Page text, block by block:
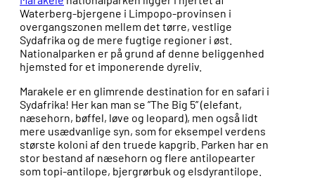
Waterberg-bjergene i Limpopo-provinsen i
overgangszonen mellem det tørre, vestlige
Sydafrika og de mere fugtige regioner i øst.
Nationalparken er på grund af denne beliggenhed
hjemsted for et imponerende dyreliv.
Marakele er en glimrende destination for en safari i
Sydafrika! Her kan man se ”The Big 5” (elefant,
næsehorn, bøffel, løve og leopard), men også lidt
mere usædvanlige syn, som for eksempel verdens
største koloni af den truede kapgrib. Parken har en
stor bestand af næsehorn og flere antilopearter
som topi-antilope, bjergrørbuk og elsdyrantilope.